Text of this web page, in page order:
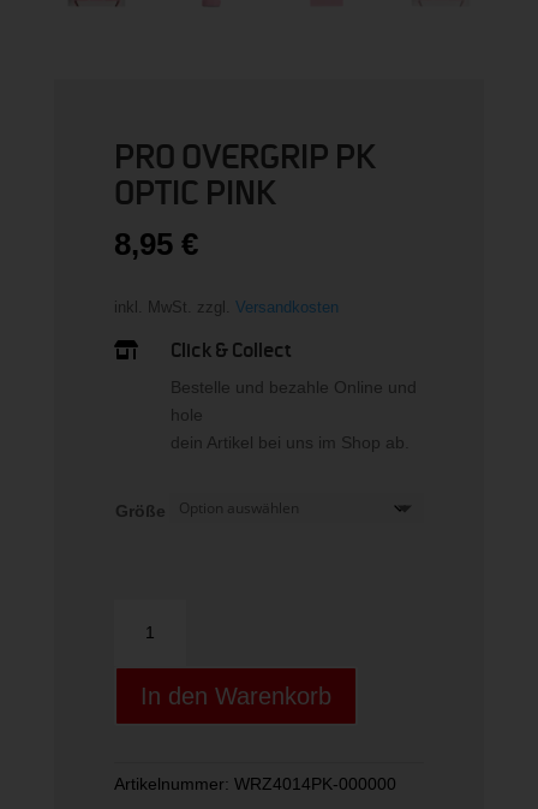
PRO OVERGRIP PK
OPTIC PINK
8,95 €
inkl. MwSt. zzgl. Versandkosten
 Click & Collect
Bestelle und bezahle Online und
hole
dein Artikel bei uns im Shop ab.
Größe
OVERGRIP
PK
OPTIC
PINK
In den Warenkorb
Artikelnummer: WRZ4014PK-000000